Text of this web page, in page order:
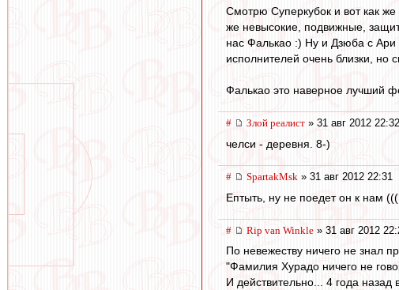
Смотрю Суперкубок и вот как
же невысокие, подвижные,
нас Фалькао :) Ну и Дзюба с Ари
исполнителей очень близки, но
Фалькао это наверное лучший
# Злой реалист » 31 авг 2012 22:32
челси - деревня. 8-)
# SpartakMsk » 31 авг 2012 22:31
Ептыть, ну не поедет он к нам (((
# Rip van Winkle » 31 авг 2012
По невежеству ничего не знал
"Фамилия Хурадо ничего не
И действительно... 4 года назад